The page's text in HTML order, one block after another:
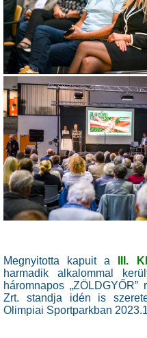
Megnyitotta kapuit a III.
harmadik alkalommal
háromnapos
Zrt. standja idén is
Olimpiai Sportparkban